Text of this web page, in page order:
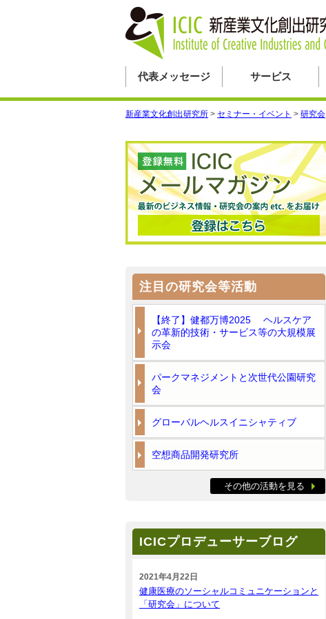
代表メッセージ サービス
新産業文化創出研究所 > セミナー・イベント > 研究会
注目の研究会等活動
【終了】健都万博2025 ヘルスケア
の革新的技術・サービス等の大規模展
示会
パークマネジメントと次世代公園研究
会
グローバルヘルスイニシャティブ
空想商品開発研究所
その他の活動を見る
ICICプロデューサーブログ
2021年4月22日
健康医療のソーシャルコミュニケーションと
「研究会」について